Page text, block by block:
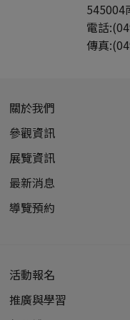
545004
電話:
傳真:
關於我們
參觀資訊
展覽資訊
最新消息
導覽預約
活動報名
推廣與學習